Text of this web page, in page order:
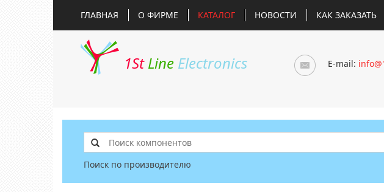
ГЛАВНАЯ О ФИРМЕ КАТАЛОГ НОВОСТИ КАК ЗАКАЗАТЬ
1St Line Electronics E-mail:
Поиск по производителю